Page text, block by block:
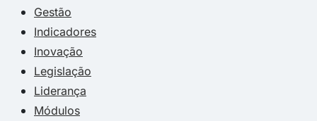
Gestão
Indicadores
Inovação
Legislação
Liderança
Módulos